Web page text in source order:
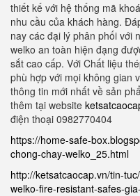
thiết kế với hệ thống mã
nhu cầu của khách hàng.
nay các đại lý phân phối với
welko an toàn hiện đạng
sắt cao cấp. Với Chất liệu
phù hợp với mọi không gian
thông tin mới nhất về sản
thêm tại website
điện thoại 0982770404
https://home-safe-
chong-chay-welko_25.html
http://ketsatcaocap.vn/tin-
welko-fire-resistant-safes-